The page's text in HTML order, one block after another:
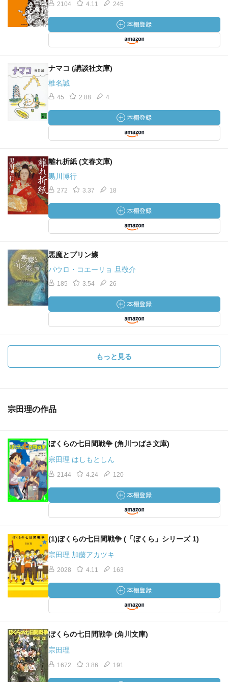
2104 4.11 245
ナマコ (講談社文庫)
椎名誠
45 2.88 4
離れ折紙 (文春文庫)
黒川博行
272 3.37 18
悪魔とプリン嬢
パウロ・コエーリョ 旦敬介
185 3.54 26
もっと見る
宗田理の作品
ぼくらの七日間戦争 (角川つばさ文庫)
宗田理 はしもとしん
2144 4.24 120
(1)ぼくらの七日間戦争 (「ぼくら」シリーズ 1)
宗田理 加藤アカツキ
2028 4.11 163
ぼくらの七日間戦争 (角川文庫)
宗田理
1672 3.86 191